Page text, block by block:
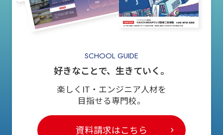
SCHOOL GUIDE
好きなことで、生きていく。
楽しくIT・エンジニア人材を
目指せる専門校。
資料請求はこちら